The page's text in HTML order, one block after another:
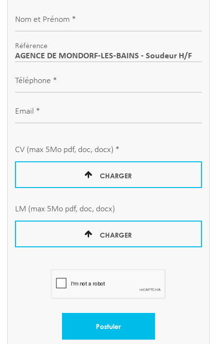
Nom et Prénom *
Référence
Téléphone *
Email *
CV (max 5Mo pdf, doc, docx) *
CHARGER
LM (max 5Mo pdf, doc, docx)
CHARGER
Postuler